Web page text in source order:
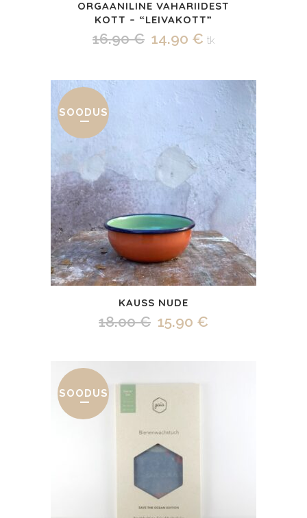
ORGAANILINE VAHARIIDEST
KOTT – “LEIVAKOTT”
16.90€ Algne
14.90 € Praegune
on:
14.90 €.
tk
SOODUS
KAUSS NUDE
18.00€ Algne
18.00 €.
15.90 €
SOODUS